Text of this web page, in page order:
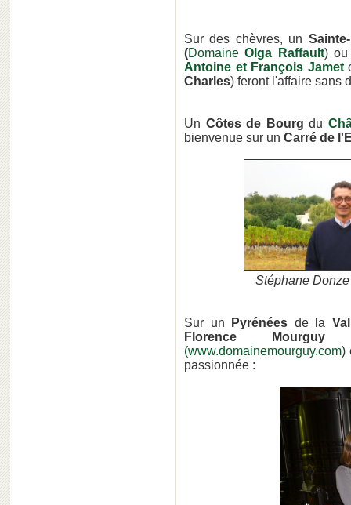
Sur des chèvres, un
(Domaine Olga Raffault)
Antoine et François Jamet
Charles) feront l'affaire sans
Un Côtes de Bourg du
bienvenue sur un Carré de
Stéphane
Sur un Pyrénées de la
Florence
(www.domainemourguy.com)
passionnée :